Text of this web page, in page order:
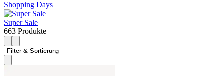
Shopping Days
Super Sale
663 Produkte